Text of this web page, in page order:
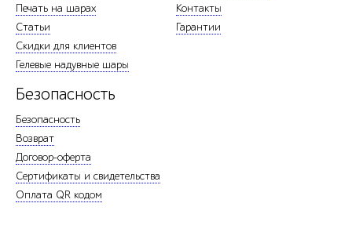
Печать на шарах
Статьи
Скидки для клиентов
Гелевые надувные шары
Контакты
Гарантии
Безопасность
Безопасность
Возврат
Договор-оферта
Сертификаты и свидетельства
Оплата QR кодом